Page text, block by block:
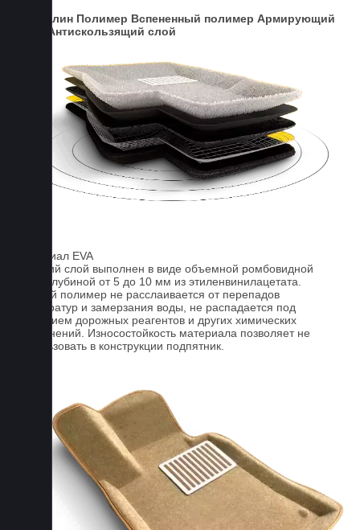
Ковролин Полимер Вспененный полимер Армирующий
Антискользящий слой
Материал EVA
Верхний слой выполнен в виде объемной ромбовидной
сетки глубиной от 5 до 10 мм из этиленвинилацетата.
Данный полимер не расслаивается от перепадов
температур и замерзания воды, не распадается под
действием дорожных реагентов и других химических
загрязнений. Износостойкость материала позволяет не
использовать в конструкции подпятник.